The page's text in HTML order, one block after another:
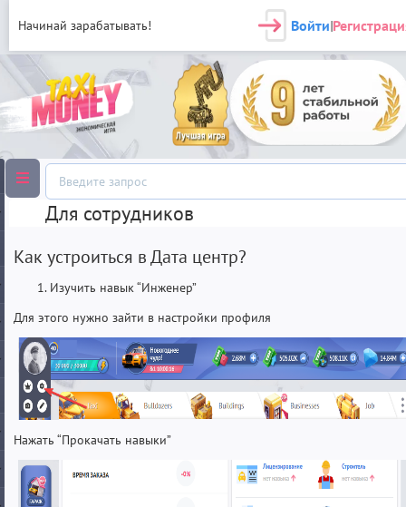
Начинай зарабатывать! Войти|
Для сотрудников
Как устроиться в Дата центр?
Изучить навык “Инженер”
Для этого нужно зайти в настройки профиля
Нажать “Прокачать навыки”